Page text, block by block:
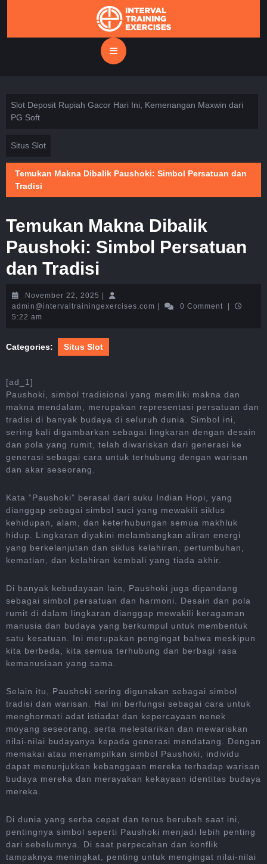
Open
Slot Deposit Rupiah Gacor Hari Ini, Kemenangan Maxwin dari
PG Soft
Situs Slot
Temukan Makna Dibalik Paushoki: Simbol Persatuan dan
Tradisi
Temukan Makna Dibalik
Paushoki: Simbol Persatuan
dan Tradisi
November 22, 2025 November
22,
admin@intervaltrainingexercises.com
0 Comment
5:22 am
Categories: Situs Slot
[ad_1]
Paushoki, simbol tradisional yang memiliki makna dan
makna mendalam, merupakan representasi persatuan dan
tradisi di banyak budaya di seluruh dunia. Simbol ini,
sering kali digambarkan sebagai lingkaran dengan desain
dan pola yang rumit, telah diwariskan dari generasi ke
generasi sebagai cara untuk terhubung dengan warisan
dan akar seseorang.
Kata “Paushoki” berasal dari suku Indian Hopi, yang
dianggap sebagai simbol suci yang mewakili siklus
kehidupan, alam, dan keterhubungan semua makhluk
hidup. Lingkaran diyakini melambangkan aliran energi
yang berkelanjutan dan siklus kelahiran, pertumbuhan,
kematian, dan kelahiran kembali yang tiada akhir.
Di banyak kebudayaan lain, Paushoki juga dipandang
sebagai simbol persatuan dan harmoni. Desain dan pola
rumit di dalam lingkaran dianggap mewakili keragaman
manusia dan budaya yang berkumpul untuk membentuk
satu kesatuan. Ini merupakan pengingat bahwa meskipun
kita berbeda, kita semua terhubung dan berbagi rasa
kemanusiaan yang sama.
Selain itu, Paushoki sering digunakan sebagai simbol
tradisi dan warisan. Hal ini berfungsi sebagai cara untuk
menghormati adat istiadat dan kepercayaan nenek
moyang seseorang, serta melestarikan dan mewariskan
nilai-nilai budayanya kepada generasi mendatang. Dengan
memakai atau menampilkan simbol Paushoki, individu
dapat menunjukkan kebanggaan mereka terhadap warisan
budaya mereka dan merayakan kekayaan identitas budaya
mereka.
Di dunia yang serba cepat dan terus berubah saat ini,
pentingnya simbol seperti Paushoki menjadi lebih penting
dari sebelumnya. Di saat perpecahan dan konflik
tampaknya meningkat, penting untuk mengingat nilai-nilai